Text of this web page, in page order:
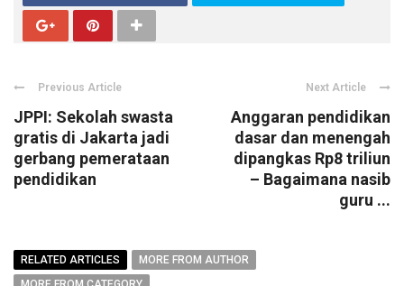
Previous Article
JPPI: Sekolah swasta
gratis di Jakarta jadi
gerbang pemerataan
pendidikan
Next Article
Anggaran pendidikan
dasar dan menengah
dipangkas Rp8 triliun
– Bagaimana nasib
guru ...
RELATED ARTICLES
MORE FROM AUTHOR